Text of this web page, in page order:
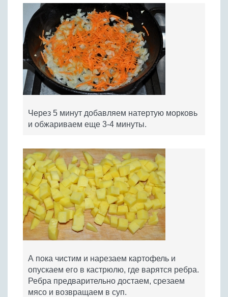
Через 5 минут добавляем натертую морковь
и обжариваем еще 3-4 минуты.
А пока чистим и нарезаем картофель и
опускаем его в кастрюлю, где варятся ребра.
Ребра предварительно достаем, срезаем
мясо и возвращаем в суп.